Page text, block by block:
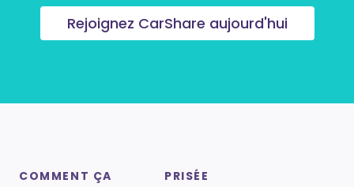
Rejoignez CarShare aujourd'hui
COMMENT ÇA
PRISÉE